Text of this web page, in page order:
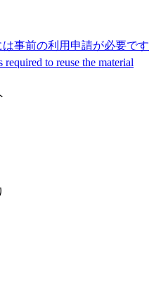
事前の利用申請が必要です
to reuse the material